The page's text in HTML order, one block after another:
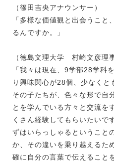
（篠田吉央アナウンサー）
「多様な価値観と出会うこ
るんですか。」
（徳島文理大学 村崎文彦理
「我々は現在、9学部28学科
り興味関心が28個、少なくと
その子たちが、色々な形で自
とを学んでいる方々と交流を
くさん経験してもらいたいで
ずはいらっしゃるということ
か、その違いを乗り越えるた
確に自分の言葉で伝えること